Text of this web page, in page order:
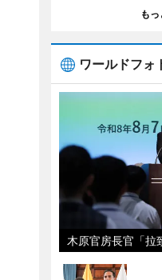
も
ワールドフォ
木原官房長官「拉